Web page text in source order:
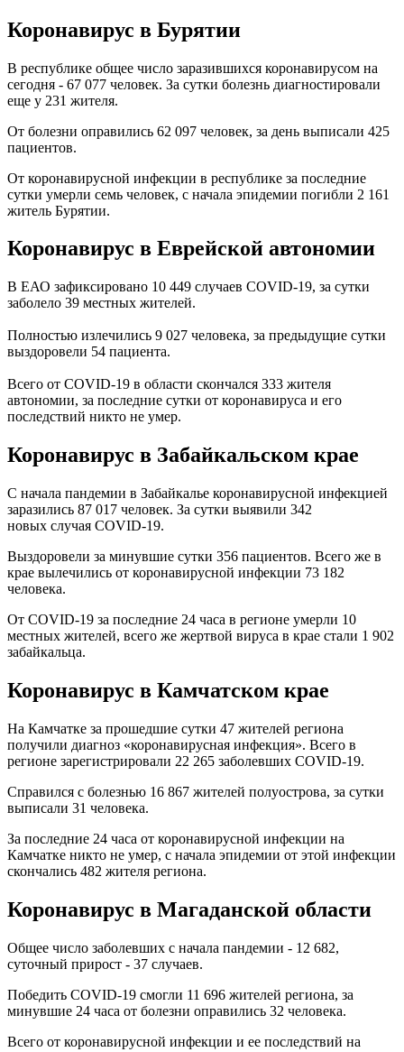
Коронавирус в Бурятии
В республике общее число заразившихся коронавирусом на
сегодня - 67 077 человек. За сутки болезнь диагностировали
еще у 231 жителя.
От болезни оправились 62 097 человек, за день выписали 425
пациентов.
От коронавирусной инфекции в республике за последние
сутки умерли семь человек, с начала эпидемии погибли 2 161
житель Бурятии.
Коронавирус в Еврейской автономии
В ЕАО зафиксировано 10 449 случаев COVID-19, за сутки
заболело 39 местных жителей.
Полностью излечились 9 027 человека, за предыдущие сутки
выздоровели 54 пациента.
Всего от COVID-19 в области скончался 333 жителя
автономии, за последние сутки от коронавируса и его
последствий никто не умер.
Коронавирус в Забайкальском крае
C начала пандемии в Забайкалье коронавирусной инфекцией
заразились 87 017 человек. За сутки выявили 342
новых случая COVID-19.
Выздоровели за минувшие сутки 356 пациентов. Всего же в
крае вылечились от коронавирусной инфекции 73 182
человека.
От COVID-19 за последние 24 часа в регионе умерли 10
местных жителей, всего же жертвой вируса в крае стали 1 902
забайкальца.
Коронавирус в Камчатском крае
На Камчатке за прошедшие сутки 47 жителей региона
получили диагноз «коронавирусная инфекция». Всего в
регионе зарегистрировали 22 265 заболевших COVID-19.
Справился с болезнью 16 867 жителей полуострова, за сутки
выписали 31 человека.
За последние 24 часа от коронавирусной инфекции на
Камчатке никто не умер, с начала эпидемии от этой инфекции
скончались 482 жителя региона.
Коронавирус в Магаданской области
Общее число заболевших с начала пандемии - 12 682,
суточный прирост - 37 случаев.
Победить COVID-19 смогли 11 696 жителей региона, за
минувшие 24 часа от болезни оправились 32 человека.
Всего от коронавирусной инфекции и ее последствий на